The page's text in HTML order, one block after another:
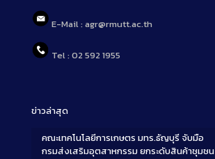
E-Mail : agr@rmutt.ac.th
Tel : 02 592 1955
ข่าวล่าสุด
คณะเทคโนโลยีการเกษตร มทร.ธัญบุรี จับมือ
กรมส่งเสริมอุตสาหกรรม ยกระดับสินค้าชุมชน